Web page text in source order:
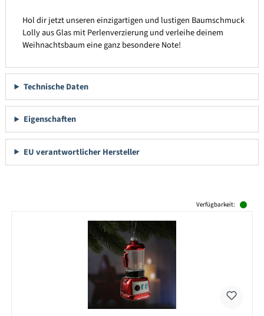
Hol dir jetzt unseren einzigartigen und lustigen Baumschmuck
Lolly aus Glas mit Perlenverzierung und verleihe deinem
Weihnachtsbaum eine ganz besondere Note!
Technische Daten
Eigenschaften
EU verantwortlicher Hersteller
Verfügbarkeit: